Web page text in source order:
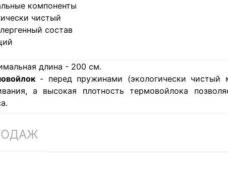
компоненты
чистый
состав
длина - 200 см.
- перед пружинами (экологически чистый
а высокая плотность термовойлока